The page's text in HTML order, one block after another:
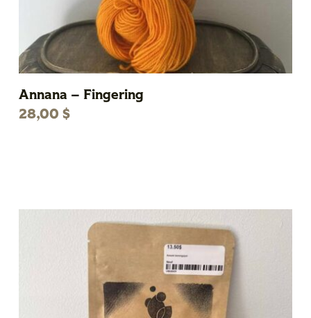
Annana – Fingering
28,00 $